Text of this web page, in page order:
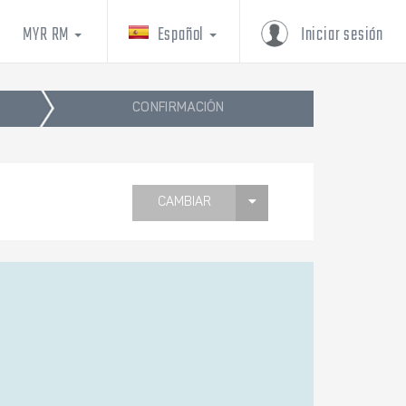
Iniciar sesión
Español
MYR RM
CONFIRMACIÓN
CAMBIAR